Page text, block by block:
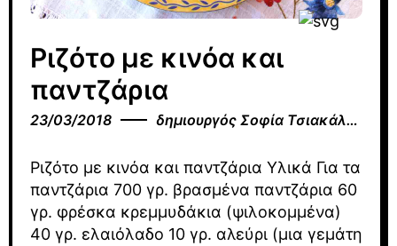
Ριζότο με κινόα και
παντζάρια
23/03/2018 δημιουργός Σοφία Τσιακάλου
Ριζότο με κινόα και παντζάρια Υλικά Για τα
παντζάρια 700 γρ. βρασμένα παντζάρια 60
γρ. φρέσκα κρεμμυδάκια (ψιλοκομμένα)
40 γρ. ελαιόλαδο 10 γρ. αλεύρι (μια γεμάτη